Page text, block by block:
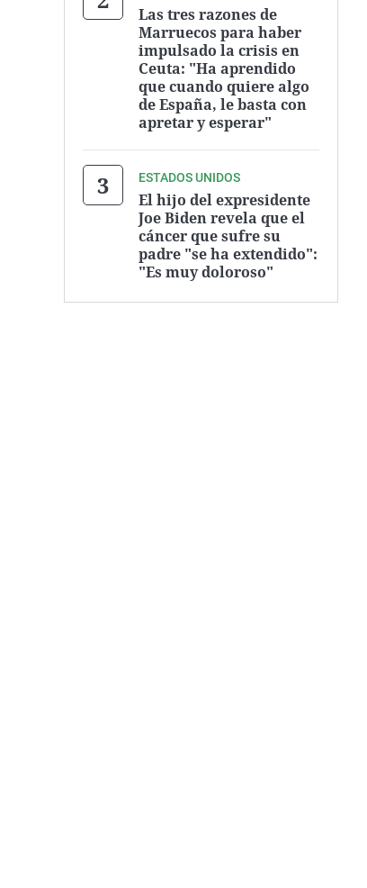
Las tres razones de
Marruecos para haber
impulsado la crisis en
Ceuta: "Ha aprendido
que cuando quiere algo
de España, le basta con
apretar y esperar"
ESTADOS UNIDOS
El hijo del expresidente
Joe Biden revela que el
cáncer que sufre su
padre "se ha extendido":
"Es muy doloroso"